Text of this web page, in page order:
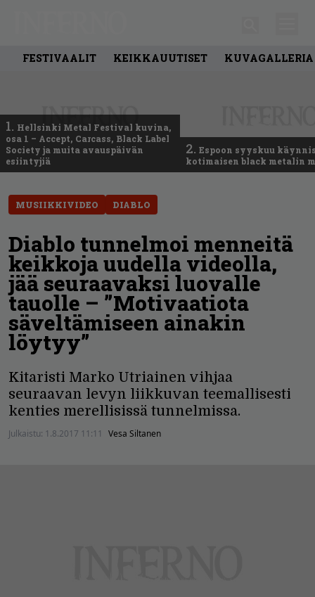
FESTIVAALIT KEIKKAUUTISET KUVAGALLERIA
1. Hellsinki Metal Festival kuvina,
osa 1 – Accept, Carcass, Black Label
Society ja muita avauspäivän
esiintyjiä
2. Espoon syyskuu
kotimaisen black metalin
MUSIIKKIVIDEO DIABLO
Diablo tunnelmoi menneitä
keikkoja uudella videolla,
jää seuraavaksi luovalle
tauolle – ”Motivaatiota
säveltämiseen ainakin
löytyy”
Kitaristi Marko Utriainen vihjaa
seuraavan levyn liikkuvan teemallisesti
kenties merellisissä tunnelmissa.
Julkaistu: 1.8.2017 11:11 Vesa Siltanen